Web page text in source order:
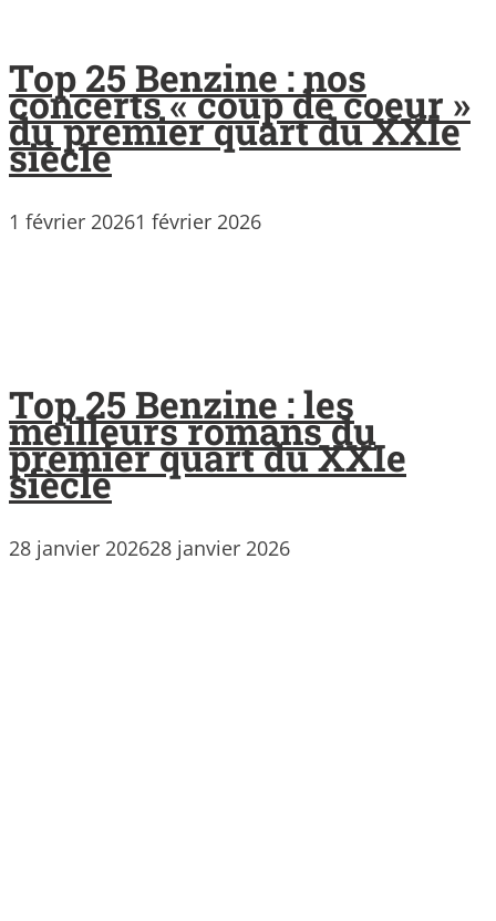
Top 25 Benzine : nos
concerts « coup de coeur »
du premier quart du XXIe
siècle
1 février 20261 février 2026
Top 25 Benzine : les
meilleurs romans du
premier quart du XXIe
siècle
28 janvier 202628 janvier 2026